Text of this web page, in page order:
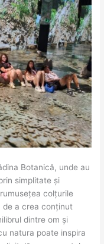
Botanică, unde au
simplitate și
colțurile
a crea conținut
dintre om și
natura poate inspira